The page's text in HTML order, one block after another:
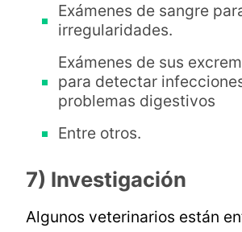
Exámenes de sangre
irregularidades.
Exámenes de sus
para detectar
problemas digestivos
Entre otros.
7) Investigación
Algunos veterinarios están